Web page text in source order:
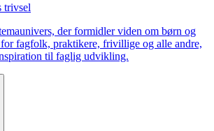
trivsel
der formidler viden om børn og
fagfolk, praktikere, frivillige og alle andre,
til faglig udvikling.